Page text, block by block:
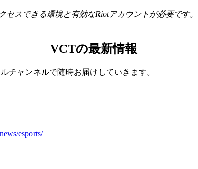
セスできる環境と有効なRiotアカウントが必要で
VCTの最新情報
チャンネルで随時お届けしていきます。
esports/